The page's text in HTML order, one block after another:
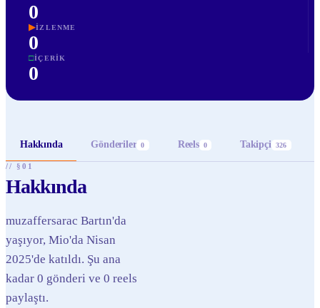
0
▶İZLENME
0
□İÇERIK
0
Hakkında Gönderiler 0 Reels 0 Takipçi 326
// §01
Hakkında
muzaffersarac Bartın'da
yaşıyor, Mio'da Nisan
2025'de katıldı. Şu ana
kadar 0 gönderi ve 0 reels
paylaştı.